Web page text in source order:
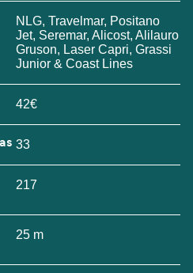
NLG, Travelmar, Positano
Jet, Seremar, Alicost, Alilauro
Gruson, Laser Capri, Grassi
Junior & Coast Lines
42€
33
217
25 m